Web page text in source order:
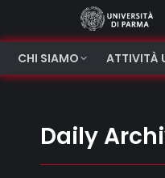
CHI SIAMO ATTIVITÀ
Daily